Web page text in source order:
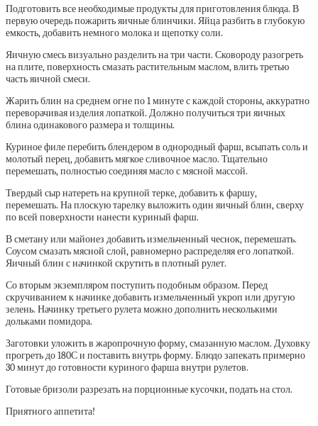
Подготовить все необходимые продукты для приготовления блюда. В
первую очередь пожарить яичные блинчики. Яйца разбить в глубокую
емкость, добавить немного молока и щепотку соли.
Яичную смесь визуально разделить на три части. Сковороду разогреть
на плите, поверхность смазать растительным маслом, влить третью
часть яичной смеси.
Жарить блин на среднем огне по 1 минуте с каждой стороны, аккуратно
переворачивая изделия лопаткой. Должно получиться три яичных
блина одинакового размера и толщины.
Куриное филе перебить блендером в однородный фарш, всыпать соль и
молотый перец, добавить мягкое сливочное масло. Тщательно
перемешать, полностью соединяя масло с мясной массой.
Твердый сыр натереть на крупной терке, добавить к фаршу,
перемешать. На плоскую тарелку выложить один яичный блин, сверху
по всей поверхности нанести куриный фарш.
В сметану или майонез добавить измельченный чеснок, перемешать.
Соусом смазать мясной слой, равномерно распределяя его лопаткой.
Яичный блин с начинкой скрутить в плотный рулет.
Со вторым экземпляром поступить подобным образом. Перед
скручиванием к начинке добавить измельченный укроп или другую
зелень. Начинку третьего рулета можно дополнить несколькими
дольками помидора.
Заготовки уложить в жаропрочную форму, смазанную маслом. Духовку
прогреть до 180С и поставить внутрь форму. Блюдо запекать примерно
30 минут до готовности куриного фарша внутри рулетов.
Готовые бризоли разрезать на порционные кусочки, подать на стол.
Приятного аппетита!